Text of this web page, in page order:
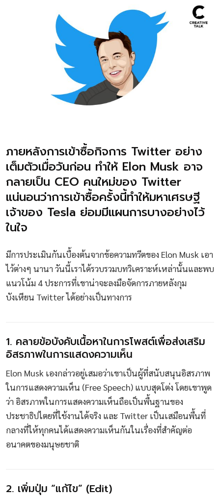
ภายหลังการเข้าซื้อกิจการ Twitter อย่าง
เต็มตัวเมื่อวันก่อน ทำให้ Elon Musk อาจ
กลายเป็น CEO คนใหม่ของ Twitter
แน่นอนว่าการเข้าซื้อครั้งนี้ทำให้มหาเศรษฐี
เจ้าของ Tesla ย่อมมีแผนการบางอย่างไว้
ในใจ
มีการประเมินกันเบื้องต้นจากข้อความทวีตของ Elon Musk เอา
ไว้ต่างๆ นานา วันนี้เราได้รวบรวมบทวิเคราะห์เหล่านั้นและพบ
แนวโน้ม 4 ประการที่เขาน่าจะลงมือจัดการภายหลังกุม
บังเหียน Twitter ได้อย่างเป็นทางการ
1. คลายข้อบังคับเนื้อหาในการโพสต์เพื่อส่งเสริม
อิสรภาพในการแสดงความเห็น
Elon Musk เองกล่าวอยู่เสมอว่าเขาเป็นผู้ที่สนับสนุนอิสรภาพ
ในการแสดงความเห็น (Free Speech) แบบสุดโต่ง โดยเขาพูด
ว่า อิสรภาพในการแสดงความเห็นถือเป็นพื้นฐานของ
ประชาธิปไตยที่ใช้งานได้จริง และ Twitter เป็นเสมือนพื้นที่
กลางที่ให้ทุกคนได้แสดงความเห็นกันในเรื่องที่สำคัญต่อ
อนาคตของมนุษยชาติ
2. เพิ่มปุ่ม “แก้ไข” (Edit)